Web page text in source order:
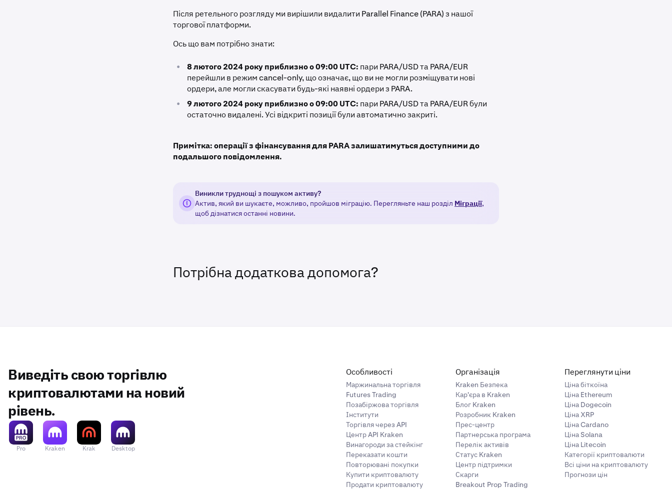
Після ретельного розгляду ми вирішили видалити Parallel Finance (PARA) з нашої
торгової платформи.
Ось що вам потрібно знати:
• 8 лютого 2024 року приблизно о 09:00 UTC: пари PARA/USD та PARA/EUR
перейшли в режим cancel-only, що означає, що ви не могли розміщувати нові
ордери, але могли скасувати будь-які наявні ордери з PARA.
• 9 лютого 2024 року приблизно о 09:00 UTC: пари PARA/USD та PARA/EUR були
остаточно видалені. Усі відкриті позиції були автоматично закриті.
Примітка: операції з фінансування для PARA залишатимуться доступними до
подальшого повідомлення.
Виникли труднощі з пошуком активу?
Актив, який ви шукаєте, можливо, пройшов міграцію. Перегляньте наш розділ Міграції,
щоб дізнатися останні новини.
Потрібна додаткова допомога?
Виведіть свою торгівлю
криптовалютами на новий
рівень.
Pro Kraken Krak Desktop
Особливості
Маржинальна торгівля
Futures Trading
Позабіржова торгівля
Інститути
Торгівля через API
Центр API Kraken
Винагороди за стейкінг
Переказати кошти
Повторювані покупки
Купити криптовалюту
Продати криптовалюту
Організація
Kraken Безпека
Кар'єра в Kraken
Блог Kraken
Розробник Kraken
Прес-центр
Партнерська програма
Перелік активів
Статус Kraken
Центр підтримки
Скарги
Breakout Prop Trading
Переглянути ціни
Ціна біткоїна
Ціна Ethereum
Ціна Dogecoin
Ціна XRP
Ціна Cardano
Ціна Solana
Ціна Litecoin
Категорії криптовалюти
Всі ціни на криптовалюту
Прогнози цін